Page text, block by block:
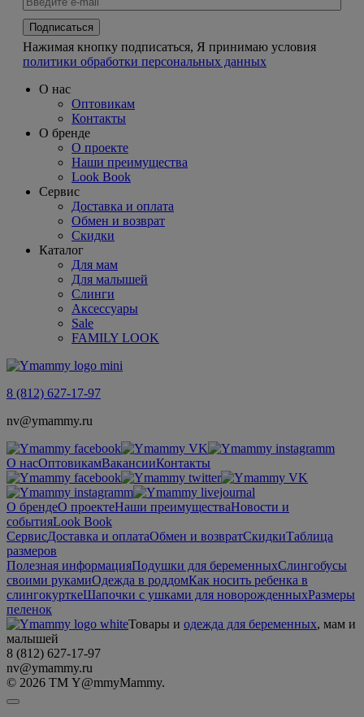
Нажимая кнопку подписаться, Я принимаю условия
политики обработки персональных данных
О нас
Оптовикам
Контакты
О бренде
О проекте
Наши преимущества
Look Book
Сервис
Доставка и оплата
Обмен и возврат
Скидки
Каталог
Для мам
Для малышей
Слинги
Аксессуары
Sale
FAMILY LOOK
8 (812) 627-17-97
nv@ymammy.ru
О насОптовикамВакансииКонтакты
О брендеО проектеНаши преимуществаНовости и
событияLook Book
СервисДоставка и оплатаОбмен и возвратСкидкиТаблица
размеров
Полезная информацияПодушки для беременныхСлингобусы
своими рукамиОдежда в роддомКак носить ребенка в
слингокурткеШапочки с ушками для новорожденныхРазмеры
пеленок
Товары и одежда для беременных, мам и
малышей
8 (812) 627-17-97
nv@ymammy.ru
© 2026 ТМ Y@mmyMammy.